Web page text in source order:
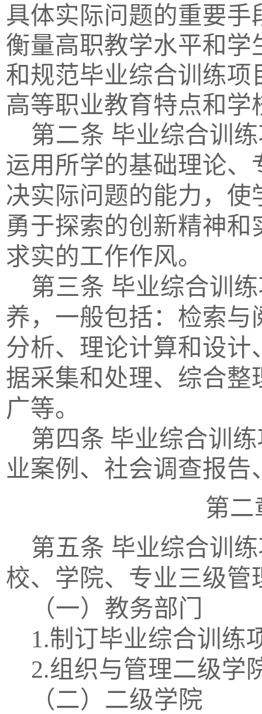
具体实际问题的重要手
衡量高职教学水平和
和规范毕业综合训练项
高等职业教育特点和
第二条 毕业综合训
运用所学的基础理论
决实际问题的能力，
勇于探索的创新精神
求实的工作作风。
第三条 毕业综合训
养，一般包括：检索
分析、理论计算和设
据采集和处理、综合
广等。
第四条 毕业综合训
业案例、社会调查报
第二
第五条 毕业综合训
校、学院、专业三级
（一）教务部门
1.制订毕业综合训练
2.组织与管理二级学
（二）二级学院